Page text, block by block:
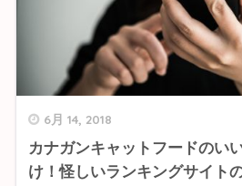
6月 14, 2018
カナガンキャットフードのい
け！怪しいランキングサイト